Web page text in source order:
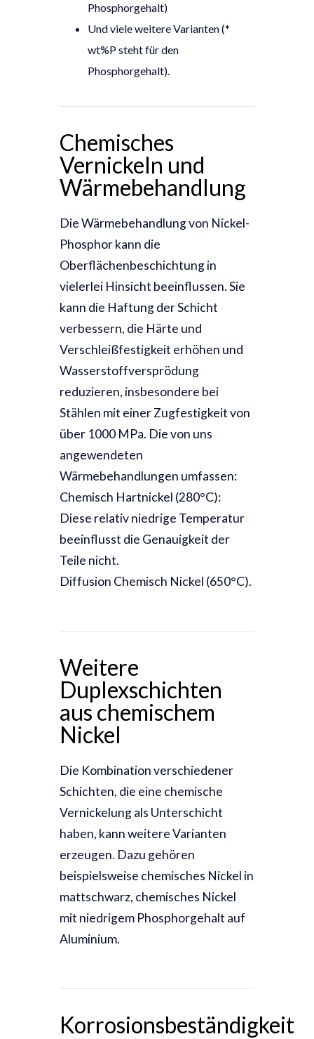
Phosphorgehalt)
Und viele weitere Varianten (*
wt%P steht für den
Phosphorgehalt).
Chemisches
Vernickeln und
Wärmebehandlung
Die Wärmebehandlung von Nickel-
Phosphor kann die
Oberflächenbeschichtung in
vielerlei Hinsicht beeinflussen. Sie
kann die Haftung der Schicht
verbessern, die Härte und
Verschleißfestigkeit erhöhen und
Wasserstoffversprödung
reduzieren, insbesondere bei
Stählen mit einer Zugfestigkeit von
über 1000 MPa. Die von uns
angewendeten
Wärmebehandlungen umfassen:
Chemisch Hartnickel (280°C):
Diese relativ niedrige Temperatur
beeinflusst die Genauigkeit der
Teile nicht.
Diffusion Chemisch Nickel (650°C).
Weitere
Duplexschichten
aus chemischem
Nickel
Die Kombination verschiedener
Schichten, die eine chemische
Vernickelung als Unterschicht
haben, kann weitere Varianten
erzeugen. Dazu gehören
beispielsweise chemisches Nickel in
mattschwarz, chemisches Nickel
mit niedrigem Phosphorgehalt auf
Aluminium.
Korrosionsbeständigkeit